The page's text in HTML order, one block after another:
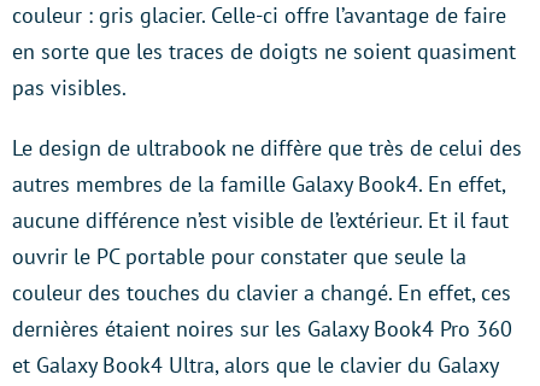
couleur : gris glacier. Celle-ci offre l’avantage de faire
en sorte que les traces de doigts ne soient quasiment
pas visibles.
Le design de ultrabook ne diffère que très de celui des
autres membres de la famille Galaxy Book4. En effet,
aucune différence n’est visible de l’extérieur. Et il faut
ouvrir le PC portable pour constater que seule la
couleur des touches du clavier a changé. En effet, ces
dernières étaient noires sur les Galaxy Book4 Pro 360
et Galaxy Book4 Ultra, alors que le clavier du Galaxy